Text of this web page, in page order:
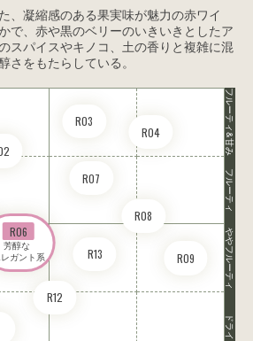
、凝縮感のある果実味が魅力の赤ワイ
で、赤や黒のベリーのいきいきとしたア
スパイスやキノコ、土の香りと複雑に混
さをもたらしている。
R03
R04
R06
芳醇な
ガント系
R07
R08
R09
R12
R13
フルーティ&甘み
フルーティ
ややフルーティ
ドライ